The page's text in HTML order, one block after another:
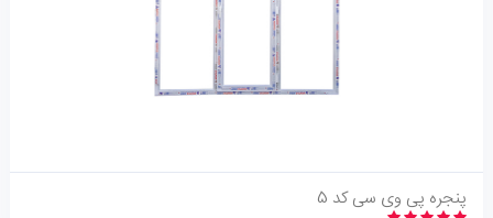
نگاه اجمالی
پنجره پی وی سی کد 5